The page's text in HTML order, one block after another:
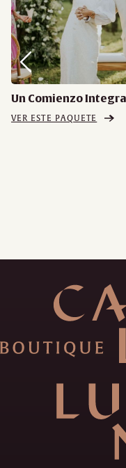
Un Comienzo
VER ESTE PAQUETE